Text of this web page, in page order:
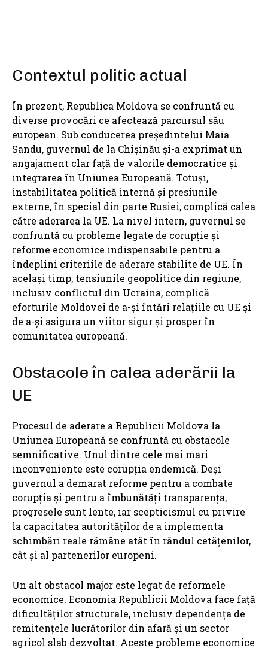
Contextul politic actual
În prezent, Republica Moldova se confruntă cu
diverse provocări ce afectează parcursul său
european. Sub conducerea președintelui Maia
Sandu, guvernul de la Chișinău și-a exprimat un
angajament clar față de valorile democratice și
integrarea în Uniunea Europeană. Totuși,
instabilitatea politică internă și presiunile
externe, în special din parte Rusiei, complică calea
către aderarea la UE. La nivel intern, guvernul se
confruntă cu probleme legate de corupție și
reforme economice indispensabile pentru a
îndeplini criteriile de aderare stabilite de UE. În
același timp, tensiunile geopolitice din regiune,
inclusiv conflictul din Ucraina, complică
eforturile Moldovei de a-și întări relațiile cu UE și
de a-și asigura un viitor sigur și prosper în
comunitatea europeană.
Obstacole în calea aderării la
UE
Procesul de aderare a Republicii Moldova la
Uniunea Europeană se confruntă cu obstacole
semnificative. Unul dintre cele mai mari
inconveniente este corupția endemică. Deși
guvernul a demarat reforme pentru a combate
corupția și pentru a îmbunătăți transparența,
progresele sunt lente, iar scepticismul cu privire
la capacitatea autorităților de a implementa
schimbări reale rămâne atât în rândul cetățenilor,
cât și al partenerilor europeni.
Un alt obstacol major este legat de reformele
economice. Economia Republicii Moldova face față
dificultăților structurale, inclusiv dependența de
remitențele lucrătorilor din afară și un sector
agricol slab dezvoltat. Aceste probleme economice